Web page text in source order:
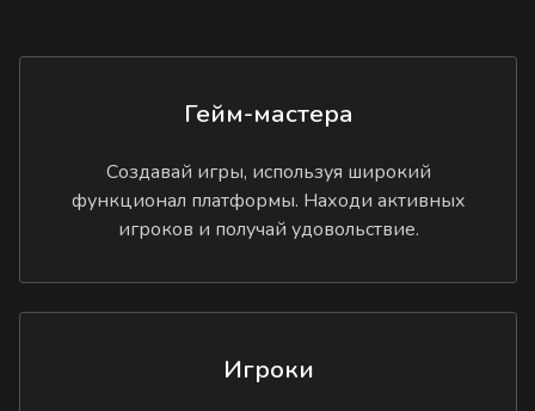
Гейм-мастера
Создавай игры, используя широкий
функционал платформы. Находи активных
игроков и получай удовольствие.
Игроки